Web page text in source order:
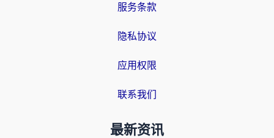
服务条款
隐私协议
应用权限
联系我们
最新资讯